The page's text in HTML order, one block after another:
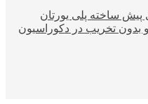
پیش ساخته پلی یورتان
تخریب در دکوراسیون